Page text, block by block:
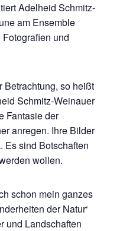
Adelheid Schmitz-
am Ensemble
und
Betrachtung, so heißt
Schmitz-Weinauer
Fantasie der
anregen. Ihre Bilder
Es sind Botschaften
wollen.
schon mein ganzes
der Natur‘
und Landschaften